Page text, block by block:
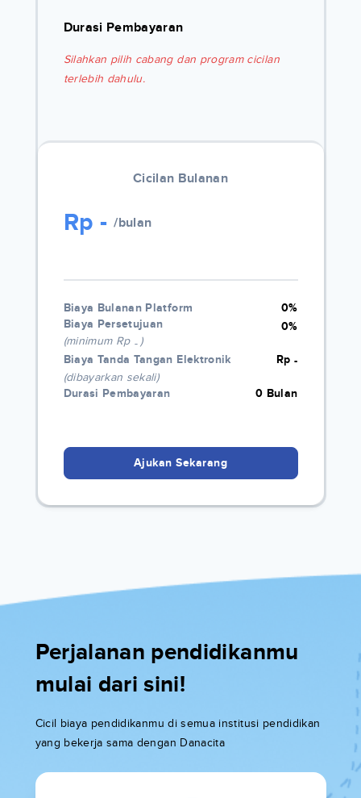
Durasi Pembayaran
Silahkan pilih cabang dan program cicilan
terlebih dahulu.
Cicilan Bulanan
Rp - /bulan
Biaya Bulanan Platform
0%
Biaya Persetujuan
(minimum Rp -)
0%
Biaya Tanda Tangan Elektronik
(dibayarkan sekali)
Rp-
Durasi Pembayaran 0 Bulan
Ajukan Sekarang
Perjalanan pendidikanmu
mulai dari sini!
Cicil biaya pendidikanmu di semua institusi pendidikan
yang bekerja sama dengan Danacita